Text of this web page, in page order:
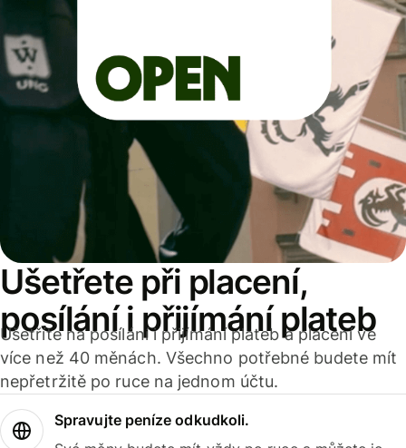
Ušetřete při placení,
posílání i přijímání plateb
Ušetříte na posílání i přijímání plateb a placení ve
více než 40 měnách. Všechno potřebné budete mít
nepřetržitě po ruce na jednom účtu.
Spravujte peníze odkudkoli.